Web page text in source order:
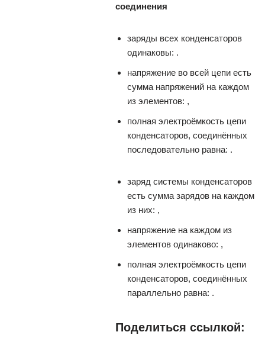
соединения
заряды всех конденсаторов
одинаковы: .
напряжение во всей цепи есть
сумма напряжений на каждом
из элементов: ,
полная электроёмкость цепи
конденсаторов, соединённых
последовательно равна: .
заряд системы конденсаторов
есть сумма зарядов на каждом
из них: ,
напряжение на каждом из
элементов одинаково: ,
полная электроёмкость цепи
конденсаторов, соединённых
параллельно равна: .
Поделиться ссылкой: